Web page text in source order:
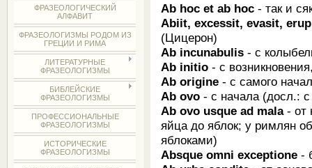
ФРАЗЕОЛОГИЧЕСКИЙ
АЛФАВИТ
ФРАЗЕОЛОГИЗМЫ РОДОМ ИЗ
ГРЕЦИИ И РИМА
ЛИТЕРАТУРНЫЕ
ФРАЗЕОЛОГИЗМЫ
БИБЛЕЙСКИЕ
ФРАЗЕОЛОГИЗМЫ
ПРОФЕССИОНАЛЬНЫЕ
ФРАЗЕОЛОГИЗМЫ
ИСТОРИЧЕСКИЕ
ФРАЗЕОЛОГИЗМЫ
Ab hoc et ab hoc - так и
Abiit, excessit, evasit,
(Цицерон)
Ab incunabulis- с
Ab initio- с
Ab origine- с самого
Ab ovo- с начала (доcл.:
Ab ovo usque ad mala- от
яйца до яблок; у римлян
яблоками)
Absque omni exceptione -